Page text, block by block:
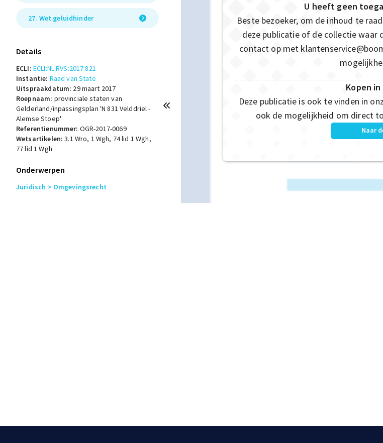
27. Wet geluidhinder
Details
ECLI: ECLI:NL:RVS:2017:821
Instantie: Raad van State
Uitspraakdatum: 29 maart 2017
Roepnaam: provinciale staten van
Gelderland/inpassingsplan 'N 831 Velddriel -
Alemse Stoep'
Referentienummer: OGR-2017-0069
Wetsartikelen:3.1 Wro, 1 Wgh, 74 lid 1 Wgh,
77 lid 1 Wgh
Onderwerpen
Juridisch > Omgevingsrecht
U heeft geen
Beste bezoeker, om de inhoud te
deze publicatie of de collectie waar
contact op met
Kopen
Deze publicatie is ook te vinden in
ook de mogelijkheid om direct
Naar